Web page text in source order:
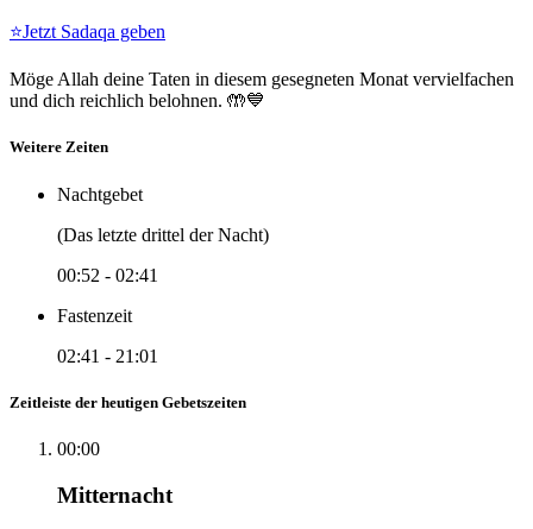
⭐Jetzt Sadaqa geben
Möge Allah deine Taten in diesem gesegneten Monat vervielfachen
und dich reichlich belohnen. 🤲💙
Weitere Zeiten
Nachtgebet
(Das letzte drittel der Nacht)
00:52 - 02:41
Fastenzeit
02:41 - 21:01
Zeitleiste der heutigen Gebetszeiten
00:00
Mitternacht